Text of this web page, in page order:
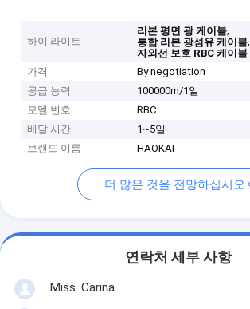
하이 라이트
리본 평면 광 케이블,
통합 리본 광섬유 케이블,
자외선 보호 RBC 케이블
가격
By negotiation
공급 능력
100000m/1일
모델 번호
RBC
배달 시간
1~5일
브랜드 이름
HAOKAI
더 많은 것을 전망하십시오
연락처 세부 사항
Miss. Carina